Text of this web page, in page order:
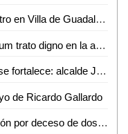
Gobierno estatal modernizará catastro en Villa de Guadalupe
Resalta presidenta Claudia Sheinbaum trato digno en la atención médica que se otorga a las y los mexicanos
Guardia Civil municipal de Soledad se fortalece: alcalde Juan Manuel Navarro instala comisión de honor y justicia
de Ricardo Gallardo
Fiscalía inicia carpeta de investigación por deceso de dos personas en la capital de SLP